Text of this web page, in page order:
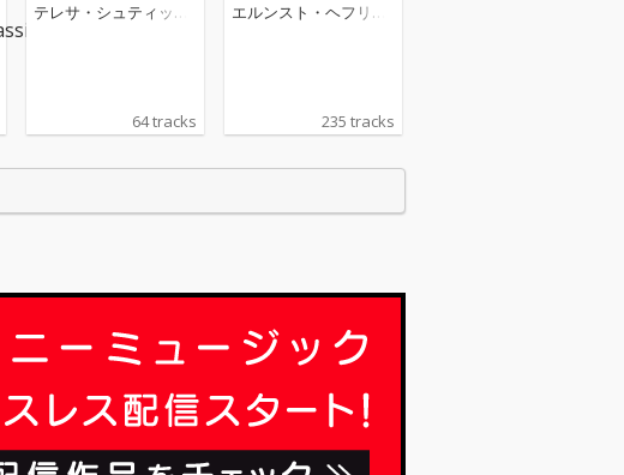
テレサ・シュティッヒ
64 tracks
エルンスト・ヘフリガ
235 tracks